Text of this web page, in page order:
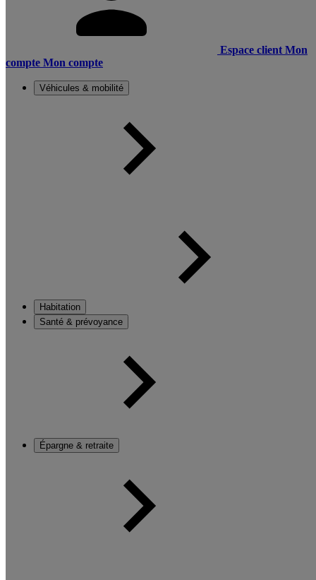
Espace client Mon
compte Mon compte
Véhicules & mobilité
Habitation
Santé & prévoyance
Épargne & retraite